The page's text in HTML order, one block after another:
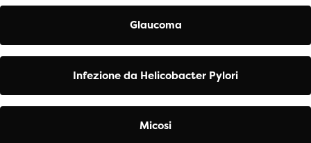
Glaucoma
Infezione da Helicobacter Pylori
Micosi